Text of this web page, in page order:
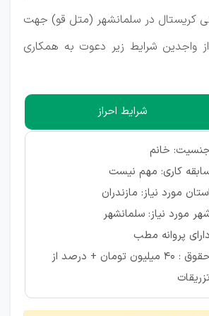
کریستال در سلمانشهر (متل قو) جهت
واجدین شرایط زیر دعوت به همکاری
شرایط احراز
جنسیت: خانم
کاری: مهم نیست
استان مورد نیاز: مازندران
مورد نیاز: سلمانشهر
دارای پروانه مطب
حقوق : ۴۰ میلیون تومان + درصد از
تزریقات